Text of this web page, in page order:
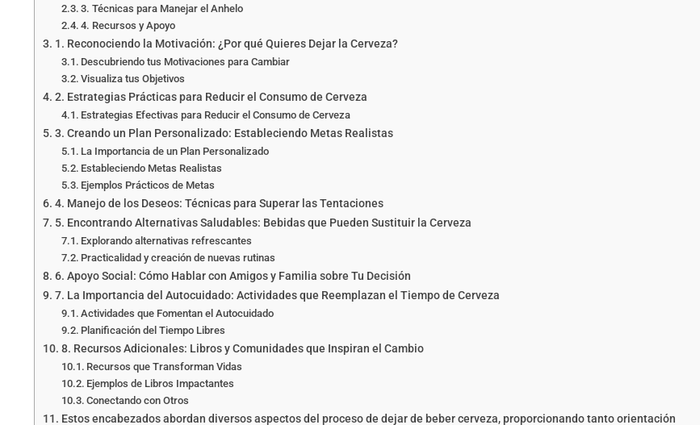
3. Técnicas para Manejar el Anhelo
4. Recursos y Apoyo
1. Reconociendo la Motivación: ¿Por qué Quieres Dejar la Cerveza?
Descubriendo tus Motivaciones para Cambiar
Visualiza tus Objetivos
2. Estrategias Prácticas para Reducir el Consumo de Cerveza
Estrategias Efectivas para Reducir el Consumo de Cerveza
3. Creando un Plan Personalizado: Estableciendo Metas Realistas
La Importancia de un Plan Personalizado
Estableciendo Metas Realistas
Ejemplos Prácticos de Metas
4. Manejo de los Deseos: Técnicas para Superar las Tentaciones
5. Encontrando Alternativas Saludables: Bebidas que Pueden Sustituir la Cerveza
Explorando alternativas refrescantes
Practicalidad y creación de nuevas rutinas
6. Apoyo Social: Cómo Hablar con Amigos y Familia sobre Tu Decisión
7. La Importancia del Autocuidado: Actividades que Reemplazan el Tiempo de Cerveza
Actividades que Fomentan el Autocuidado
Planificación del Tiempo Libres
8. Recursos Adicionales: Libros y Comunidades que Inspiran el Cambio
Recursos que Transforman Vidas
Ejemplos de Libros Impactantes
Conectando con Otros
Estos encabezados abordan diversos aspectos del proceso de dejar de beber cerveza, proporcionando tanto orientación